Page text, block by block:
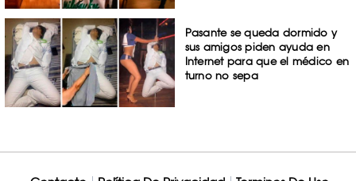
Pasante se queda dormido y
sus amigos piden ayuda en
Internet para que el médico en
turno no sepa